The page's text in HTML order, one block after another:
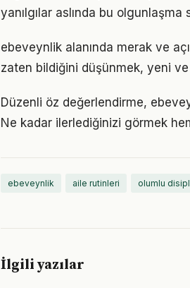
yanılgılar aslında bu
ebeveynlik alanında merak ve
zaten bildiğini düşünmek, yeni
Düzenli öz değerlendirme,
Ne kadar ilerlediğinizi görmek
ebeveynlik aile rutinleri olumlu
İlgili yazılar